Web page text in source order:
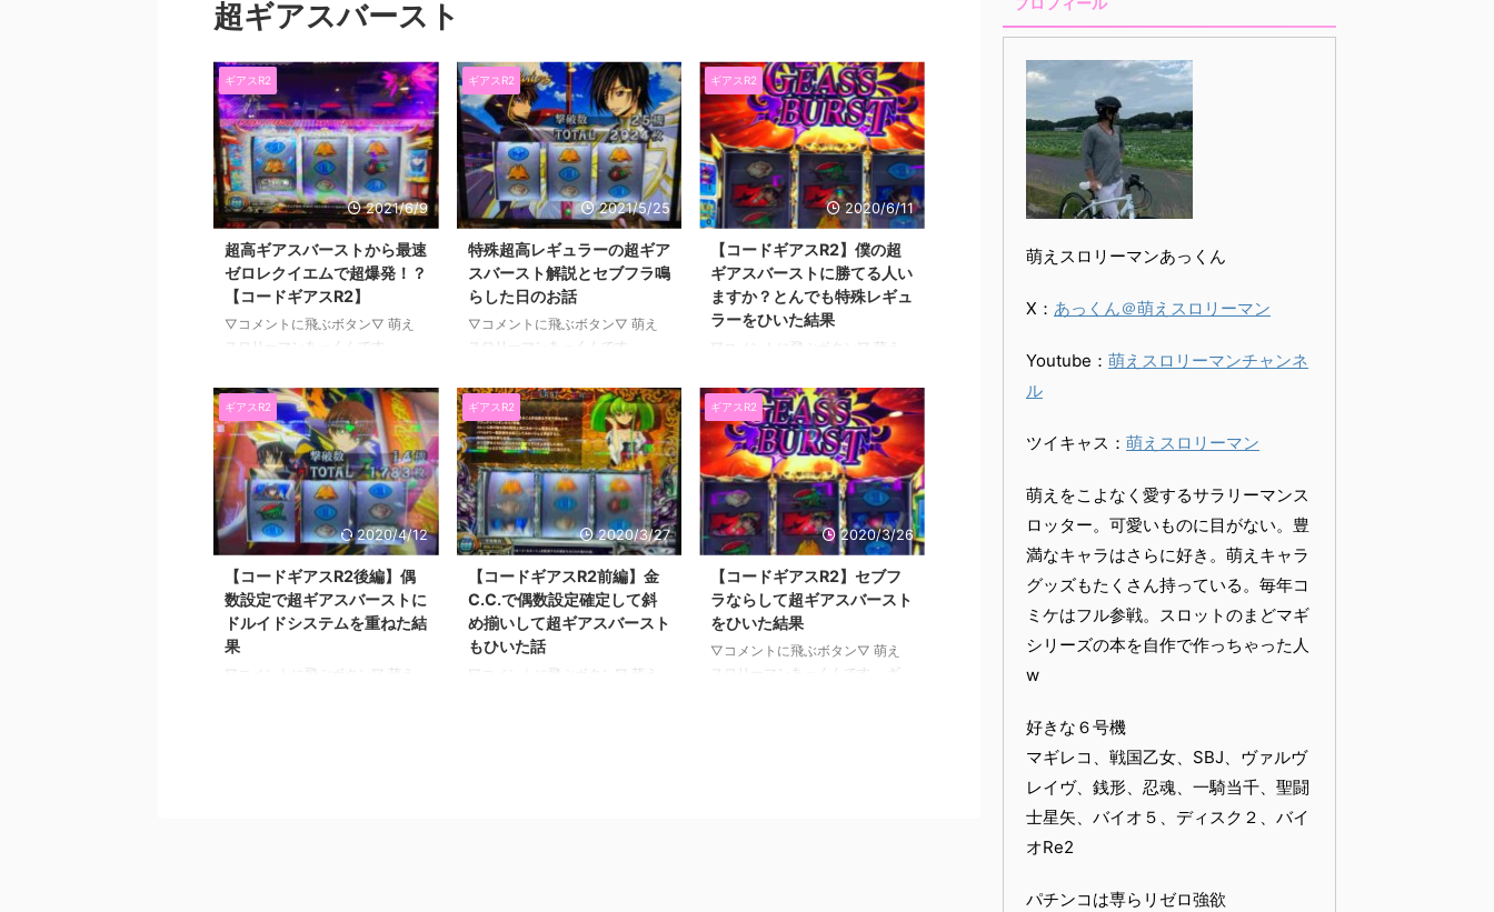
超ギアスバースト
ギアスR2
2021/6/9
超高ギアスバーストから最速
ゼロレクイエムで超爆発！？
【コードギアスR2】
▽コメントに飛ぶボタン▽ 萌え
スロリーマンあっくんです
前回のお話はこちら。 →【まどマ
ギ前後編PV解説】ソウルジェム
は色の小役対応演出だったの
か・・・新まどマギ前後編の最新
PVキターーーーー＼(^o^)／ まど
マギ前後編の最新PVが公開され
ましたので、 そのPVを見た感想
と わかってることの解説をして
みました(^ ^) 僕としてはこうゆ
う話や 解説、熱く語る系って 書
いてて楽しいんですけど、 僕の
気持ちとは裏腹に 読者さんの反
応は思ってたより伸びない ...
ギアスR2
2021/5/25
特殊超高レギュラーの超ギア
スバースト解説とセブフラ鳴
らした日のお話
▽コメントに飛ぶボタン▽ 萌え
スロリーマンあっくんです
前回のお話はこちら。 →Angel
Beats!（AB・エンジェルビーツ）
を熱く語る② 久しぶりに見たも
んだから 一人で盛り上がっちゃ
いました( ´ ▽ ` ) めっちゃ泣け
るアニメなので たまには泣きた
いと思う方は ぜひ見てください
ね〜(^O^)／ まずは速報です。
コードギアスの最新作の コード
ギアス叛逆のルルーシュ３が 試
験に適合したそうです(^ ^) ６号機
ですからね。 どう ...
ギアスR2
2020/6/11
【コードギアスR2】僕の超
ギアスバーストに勝てる人い
ますか？とんでも特殊レギュ
ラーをひいた結果
▽コメントに飛ぶボタン▽ 萌え
（@SlotAkkun） 前回前々回とま
どマギ叛逆の解説記事書きまし
た。 悪魔モードと設定差につい
てです。 →【まどかマギカ３叛
逆】設定差徹底解説 確定（濃
厚）セリフ・画面・動画・振り分
け・高設定示唆 →【魔法少女まど
かマギカ３叛逆】悪魔ほむらモー
ド解説 本日は自粛から復帰して
からの稼働話いきます。 コード
ギアスR2で超ギアスバーストをひ
いたら とんでもないことになっ
たお話です。 ではいってみまし
ギアスR2
2020/4/12
【コードギアスR2後編】偶
数設定で超ギアスバーストに
ドルイドシステムを重ねた結
果
▽コメントに飛ぶボタン▽ 萌え
ギアスR2
2020/3/27
【コードギアスR2前編】金
C.C.で偶数設定確定して斜
め揃いして超ギアスバースト
もひいた話
▽コメントに飛ぶボタン▽ 萌え
ギアスR2
2020/3/26
【コードギアスR2】セブフ
ラならして超ギアスバースト
をひいた結果
▽コメントに飛ぶボタン▽ 萌え
スロリーマンあっくんです。 ギ
萌えスロリーマンあっくん
X： あっくん＠萌えスロリーマン
Youtube： 萌えスロリーマンチャンネ
ル
ツイキャス： 萌えスロリーマン
萌えをこよなく愛するサラリーマンス
ロッター。可愛いものに目がない。豊
満なキャラはさらに好き。萌えキャラ
グッズもたくさん持っている。毎年コ
ミケはフル参戦。スロットのまどマギ
シリーズの本を自作で作っちゃった人
w
好きな６号機
マギレコ、戦国乙女、SBJ、ヴァルヴ
レイヴ、銭形、忍魂、一騎当千、聖闘
士星矢、バイオ５、ディスク２、バイ
オRe2
パチンコは専らリゼロ強欲